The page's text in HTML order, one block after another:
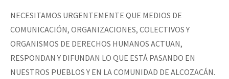
NECESITAMOS URGENTEMENTE QUE MEDIOS DE
COMUNICACIÓN, ORGANIZACIONES, COLECTIVOS Y
ORGANISMOS DE DERECHOS HUMANOS ACTUAN,
RESPONDAN Y DIFUNDAN LO QUE ESTÁ PASANDO EN
NUESTROS PUEBLOS Y EN LA COMUNIDAD DE ALCOZACÁN.